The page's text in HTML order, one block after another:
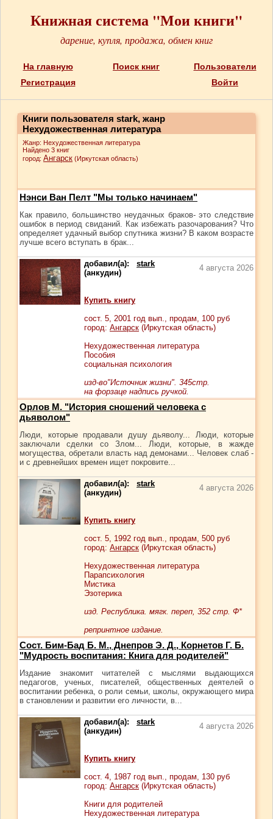
Книжная система "Мои книги"
дарение, купля, продажа, обмен книг
На главную Поиск книг
Пользователи
Регистрация
Войти
Книги пользователя stark, жанр
Нехудожественная литература
Жанр: Нехудожественная литература
Найдено 3 книг
город: Ангарск (Иркутская область)
Нэнси Ван Пелт "Мы только начинаем"
Как правило, большинство неудачных браков- это следствие
ошибок в период свиданий. Как избежать разочарования? Что
определяет удачный выбор спутника жизни? В каком возрасте
лучше всего вступать в брак...
добавил(а): stark
(анкудин)
4 августа 2026
Купить книгу
сост. 5, 2001 год вып., продам, 100 руб
город: Ангарск (Иркутская область)
Нехудожественная литература
Пособия
социальная психология
изд-во"Источник жизни". 345стр.
на форзаце надпись ручкой.
Орлов М. "История сношений человека с
дьяволом"
Люди, которые продавали душу дьяволу... Люди, которые
заключали сделки со Злом... Люди, которые, в жажде
могущества, обретали власть над демонами... Человек слаб -
и с древнейших времен ищет покровите...
добавил(а): stark
(анкудин)
4 августа 2026
Купить книгу
сост. 5, 1992 год вып., продам, 500 руб
город: Ангарск (Иркутская область)
Нехудожественная литература
Парапсихология
Мистика
Эзотерика
изд. Республика. мягк. переп, 352 стр. Ф*
репринтное издание.
Сост. Бим-Бад Б. М., Днепров Э. Д., Корнетов Г. Б.
"Мудрость воспитания: Книга для родителей"
Издание знакомит читателей с мыслями выдающихся
педагогов, ученых, писателей, общественных деятелей о
воспитании ребенка, о роли семьи, школы, окружающего мира
в становлении и развитии его личности, в...
добавил(а): stark
(анкудин)
4 августа 2026
Купить книгу
сост. 4, 1987 год вып., продам, 130 руб
город: Ангарск (Иркутская область)
Книги для родителей
Нехудожественная литература